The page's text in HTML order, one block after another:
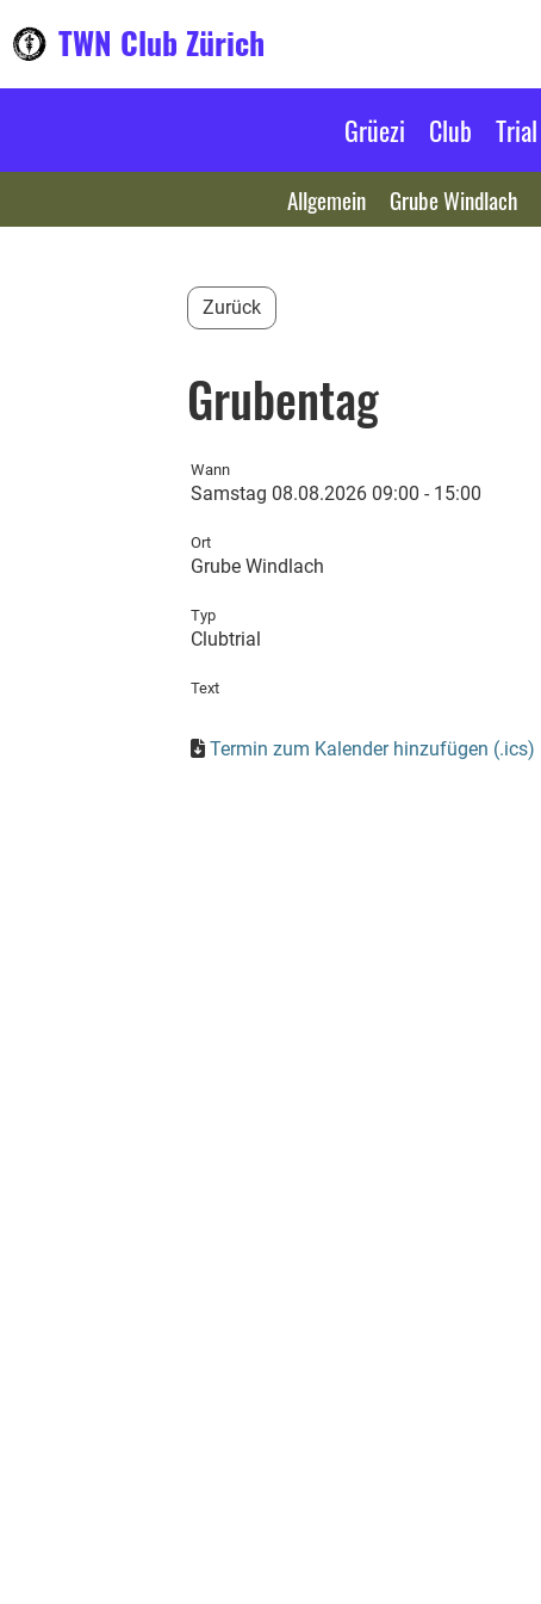
TWN Club Zürich
Grüezi Club Trial
Allgemein Grube Windlach
Zurück
Grubentag
Wann
Samstag 08.08.2026 09:00 - 15:00
Ort
Grube Windlach
Typ
Clubtrial
Text
Termin zum Kalender hinzufügen (.ics)